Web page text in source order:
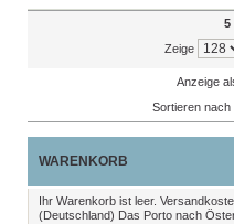
5
Zeige
Anzeige
Sortieren nach
WARENKORB
Ihr Warenkorb ist leer.
(Deutschland) Das Porto nach